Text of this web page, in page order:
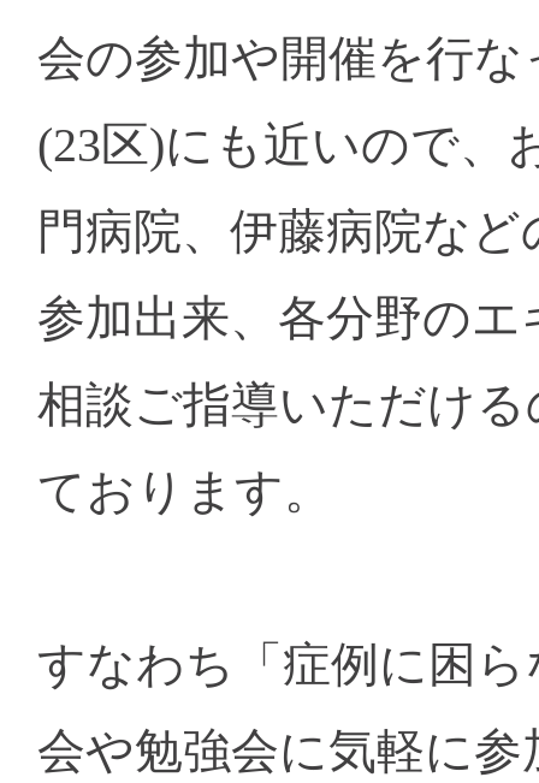
会の参加や開催を行
(23区)にも近いので、
門病院、伊藤病院な
参加出来、各分野の
相談ご指導いただけ
ております。
すなわち「症例に困
会や勉強会に気軽に